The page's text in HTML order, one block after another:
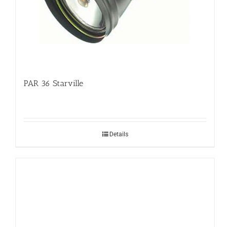
PAR 36 Starville
Details